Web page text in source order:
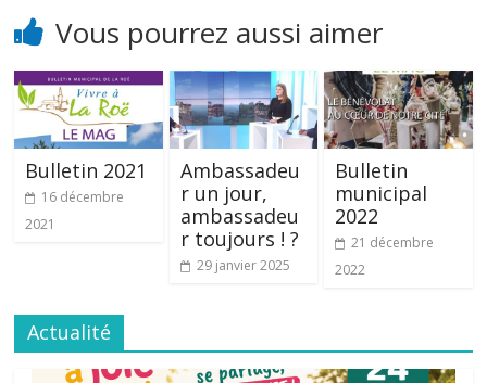
Vous pourrez aussi aimer
Bulletin 2021
16 décembre
2021
Ambassadeu
r un jour,
ambassadeu
r toujours ! ?
29 janvier 2025
Bulletin
municipal
2022
21 décembre
2022
Actualité